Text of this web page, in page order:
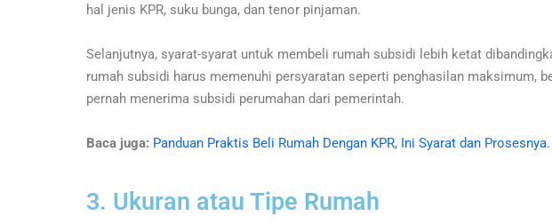
hal jenis KPR, suku bunga, dan tenor pinjaman.
Selanjutnya, syarat-syarat untuk membeli rumah subsidi lebih ketat
rumah subsidi harus memenuhi persyaratan seperti penghasilan maksimum,
pernah menerima subsidi perumahan dari pemerintah.
Baca juga: Panduan Praktis Beli Rumah Dengan KPR, Ini Syarat dan Prosesnya.
3. Ukuran atau Tipe Rumah